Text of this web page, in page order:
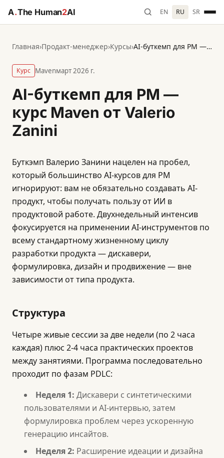
A.The Human2AI EN RU SR
Главная›Продакт-менеджер›Курсы› AI-буткемп для PM — курс Maven от Valerio Zanini
Курс Mavenмарт 2026 г.
AI-буткемп для PM —
курс Maven от Valerio
Zanini
Буткэмп Валерио Занини нацелен на пробел,
который большинство AI-курсов для PM
игнорируют: вам не обязательно создавать AI-
продукт, чтобы получать пользу от ИИ в
продуктовой работе. Двухнедельный интенсив
фокусируется на применении AI-инструментов по
всему стандартному жизненному циклу
разработки продукта — дискавери,
формулировка, дизайн и продвижение — вне
зависимости от типа продукта.
Структура
Четыре живые сессии за две недели (по 2 часа
каждая) плюс 2-4 часа практических проектов
между занятиями. Программа последовательно
проходит по фазам PDLC:
Неделя 1: Дискавери с синтетическими
пользователями и AI-интервью, затем
формулировка проблем через ускоренную
генерацию инсайтов.
Неделя 2: Расширение идеации и дизайна